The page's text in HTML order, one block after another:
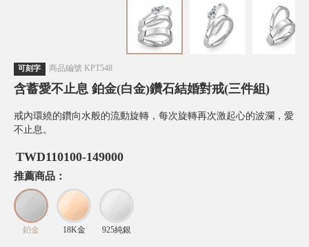
可刻字 商品編號 KPT548
含蓄愛不止息 鉑金(白金)鑽石結婚對戒(三件組)
戒內環繞的鑽向水般的流動旋轉，每次旋轉再次激起心的波瀾，愛
不止息。
TWD110100-149000
推薦商品：
鉑金 18K金 925純銀